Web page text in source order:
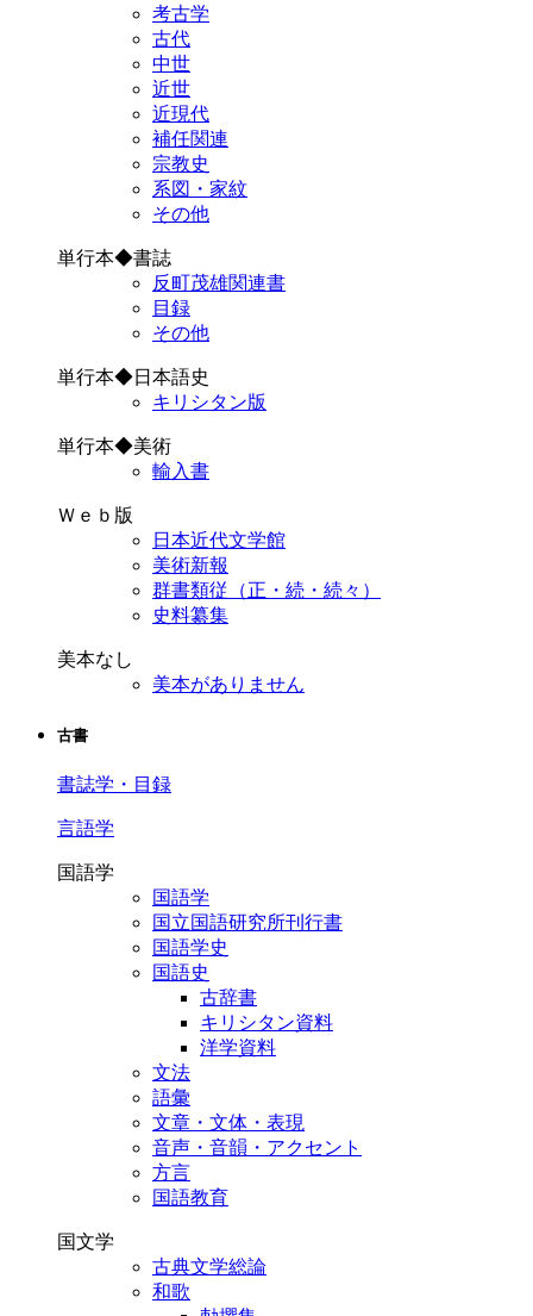
考古学
古代
中世
近世
近現代
補任関連
宗教史
系図・家紋
その他
単行本◆書誌
反町茂雄関連書
目録
その他
単行本◆日本語史
キリシタン版
単行本◆美術
輸入書
Ｗｅｂ版
日本近代文学館
美術新報
群書類従（正・続・続々）
史料纂集
美本なし
美本がありません
古書
書誌学・目録
言語学
国語学
国語学
国立国語研究所刊行書
国語学史
国語史
古辞書
キリシタン資料
洋学資料
文法
語彙
文章・文体・表現
音声・音韻・アクセント
方言
国語教育
国文学
古典文学総論
和歌